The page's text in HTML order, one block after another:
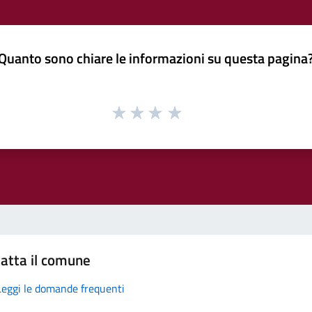
sono chiare le informazioni su questa
il comune
le domande frequenti